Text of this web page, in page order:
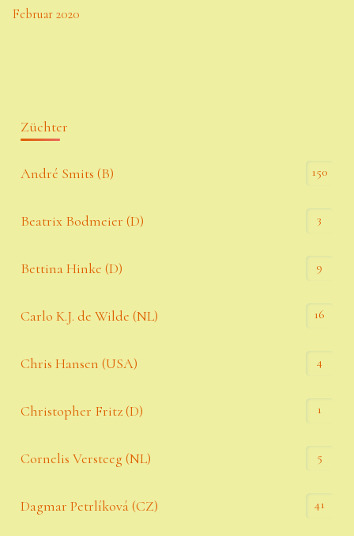
Februar 2020
Züchter
André Smits (B) 150
Beatrix Bodmeier (D) 3
Bettina Hinke (D) 9
Carlo K.J. de Wilde (NL) 16
Chris Hansen (USA) 4
Christopher Fritz (D) 1
Cornelis Versteeg (NL) 5
Dagmar Petrlíková (CZ) 41